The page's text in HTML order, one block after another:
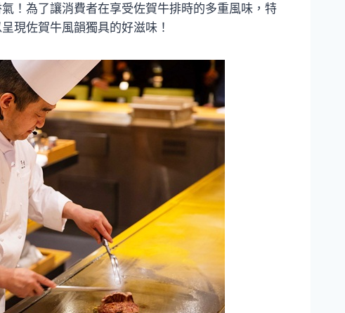
！為了讓消費者在享受佐賀牛排時的多重風味，特
現佐賀牛風韻獨具的好滋味！